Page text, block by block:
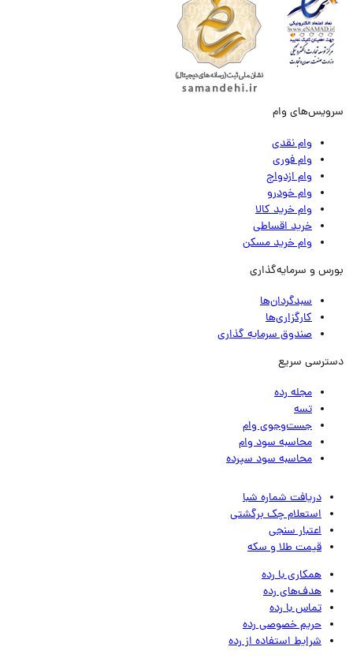
وام
وام نقدی
وام فوری
وام ازدواج
وام خودرو
وام خرید کالا
خرید اقساطی
وام خرید مسکن
و سرمایه‌گذاری
سبدگردان‌ها
کارگزاری‌ها
صندوق سرمایه گذاری
سریع
مجله رده
تسه
جست‌وجوی وام
محاسبه سود وام
محاسبه سود سپرده
دریافت شماره شبا
استعلام چک برگشتی
اعتبار سنجی
قیمت طلا و سکه
همکاری با رده
هدف‌های رده
تماس‌ با‌ رده
حریم خصوصی رده
شرایط استفاده از رده